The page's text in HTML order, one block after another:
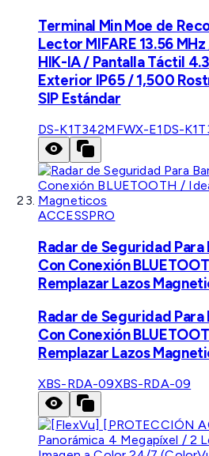
Terminal Min Moe de
Lector MIFARE 13.56
HIK-IA / Pantalla Táctil
Exterior IP65 / 1,500
SIP Estándar
DS-K1T342MFWX-E1 DS-
ACCESSPRO
Radar de Seguridad
Con Conexión
Remplazar Lazos
Radar de Seguridad
Con Conexión
Remplazar Lazos
XBS-RDA-09XBS-RDA-09